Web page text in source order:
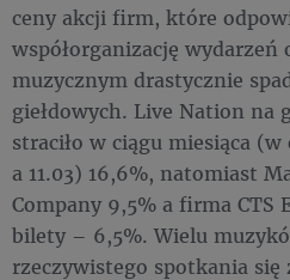
ceny akcji firm, które
współorganizację wydarzeń
muzycznym drastycznie
giełdowych. Live Nation na
straciło w ciągu miesiąca
a 11.03) 16,6%, natomiast
Company 9,5% a firma CTS
bilety – 6,5%. Wielu
rzeczywistego spotkania się